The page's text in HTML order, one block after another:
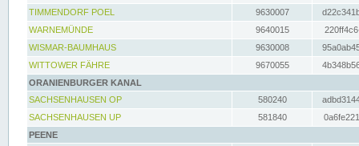
TIMMENDORF POEL
9630007
WARNEMÜNDE
9640015
WISMAR-BAUMHAUS
9630008
WITTOWER FÄHRE
9670055
ORANIENBURGER KANAL
SACHSENHAUSEN OP
580240
SACHSENHAUSEN UP
581840
PEENE